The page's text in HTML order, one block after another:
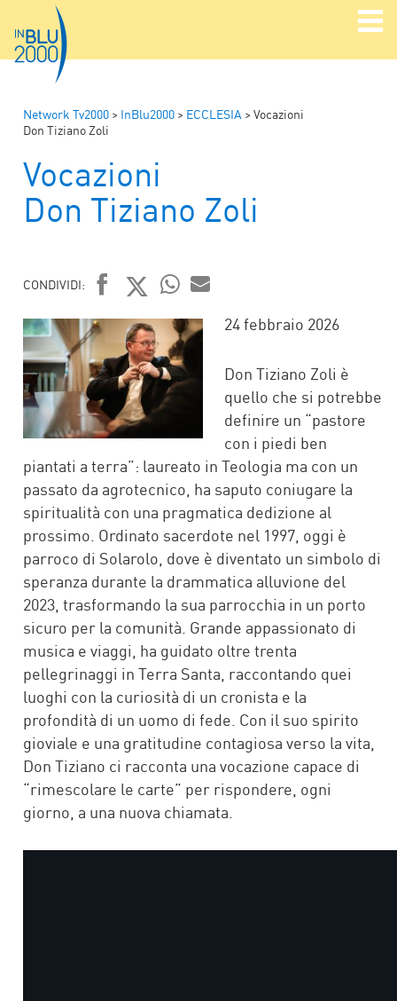
Network Tv2000 > InBlu2000 > ECCLESIA > Vocazioni
Don Tiziano Zoli
Vocazioni
Don Tiziano Zoli
CONDIVIDI:
FACEBOOK
TWITTER
WHATSAPP
MAIL24 febbraio 2026
Don Tiziano Zoli è
quello che si potrebbe
definire un “pastore
con i piedi ben
piantati a terra”: laureato in Teologia ma con un
passato da agrotecnico, ha saputo coniugare la
spiritualità con una pragmatica dedizione al
prossimo. Ordinato sacerdote nel 1997, oggi è
parroco di Solarolo, dove è diventato un simbolo di
speranza durante la drammatica alluvione del
2023, trasformando la sua parrocchia in un porto
sicuro per la comunità. Grande appassionato di
musica e viaggi, ha guidato oltre trenta
pellegrinaggi in Terra Santa, raccontando quei
luoghi con la curiosità di un cronista e la
profondità di un uomo di fede. Con il suo spirito
gioviale e una gratitudine contagiosa verso la vita,
Don Tiziano ci racconta una vocazione capace di
“rimescolare le carte” per rispondere, ogni
giorno, a una nuova chiamata.